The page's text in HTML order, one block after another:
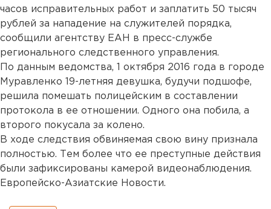
часов исправительных работ и заплатить 50 тысяч
рублей за нападение на служителей порядка,
сообщили агентству ЕАН в пресс-службе
регионального следственного управления.
По данным ведомства, 1 октября 2016 года в городе
Муравленко 19-летняя девушка, будучи подшофе,
решила помешать полицейским в составлении
протокола в ее отношении. Одного она побила, а
второго покусала за колено.
В ходе следствия обвиняемая свою вину признала
полностью. Тем более что ее преступные действия
были зафиксированы камерой видеонаблюдения.
Европейско-Азиатские Новости.